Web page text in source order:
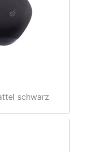
schwarz